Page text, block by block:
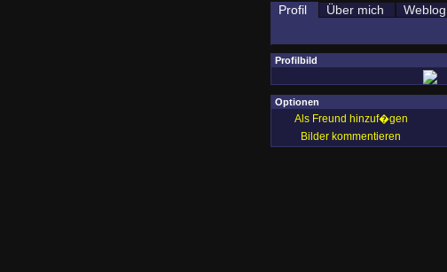
Profil Über mich Weblog
Profilbild
Optionen
Als Freund hinzuf�gen
Bilder kommentieren